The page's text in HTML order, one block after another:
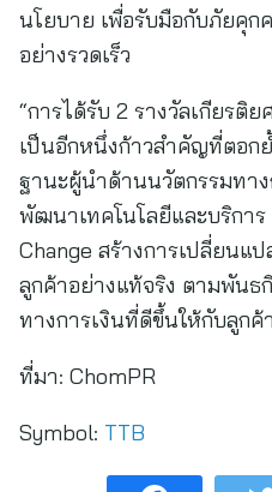
นโยบาย เพื่อรับมือกับภัยคุก
อย่างรวดเร็ว
“การได้รับ 2 รางวัลเกียรติ
เป็นอีกหนึ่งก้าวสำคัญที่ตอก
ฐานะผู้นำด้านนวัตกรรมทา
พัฒนาเทคโนโลยีและบริการ
Change สร้างการเปลี่ยนแ
ลูกค้าอย่างแท้จริง ตามพันธ
ทางการเงินที่ดีขึ้นให้กับลูก
ที่มา: ChomPR
Symbol: TTB